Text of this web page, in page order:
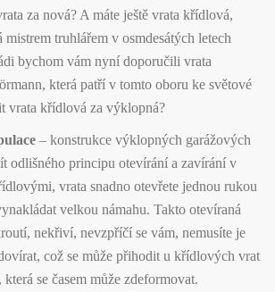
za nová? A máte ještě vrata křídlová,
truhlářem v osmdesátých letech
bychom vám nyní doporučili vrata
která patří v tomto oboru ke světové
vrata křídlová za výklopná?
– konstrukce výklopných garážových
odlišného principu otevírání a zavírání v
vrata snadno otevřete jednou rukou
velkou námahu. Takto otevíraná
nekřiví, nevzpříčí se vám, nemusíte je
což se může přihodit u křídlových vrat
se časem může zdeformovat.